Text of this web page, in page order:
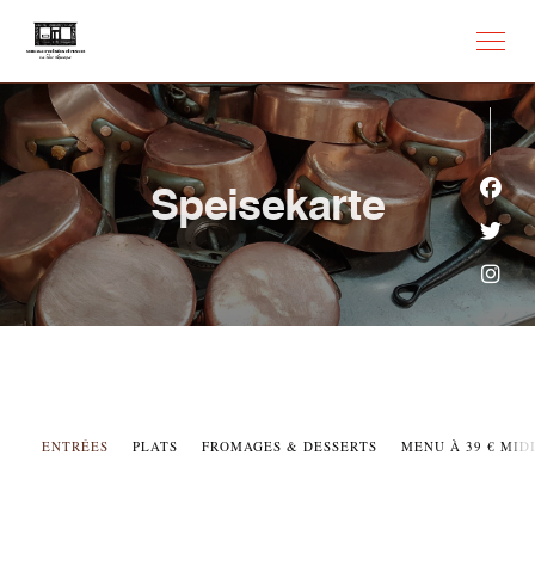
Speisekarte
ENTRÉES PLATS FROMAGES & DESSERTS MENU À 39 €